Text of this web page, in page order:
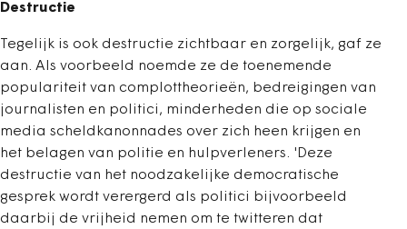
Destructie
Tegelijk is ook destructie zichtbaar en zorgelijk, gaf ze
aan. Als voorbeeld noemde ze de toenemende
populariteit van complottheorieën, bedreigingen van
journalisten en politici, minderheden die op sociale
media scheldkanonnades over zich heen krijgen en
het belagen van politie en hulpverleners. 'Deze
destructie van het noodzakelijke democratische
gesprek wordt verergerd als politici bijvoorbeeld
daarbij de vrijheid nemen om te twitteren dat